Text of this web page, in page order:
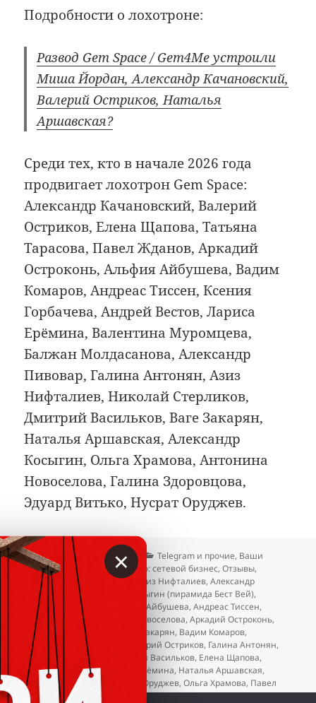
Подробности о лохотроне:
Развод Gem Space / Gem4Me устроили
Миша Йордан, Александр Качановский,
Валерий Остриков, Наталья
Аршавская?
Среди тех, кто в начале 2026 года
продвигает лохотрон Gem Space:
Александр Качановский, Валерий
Остриков, Елена Щапова, Татьяна
Тарасова, Павел Жданов, Аркадий
Остроконь, Альфия Айбушева, Вадим
Комаров, Андреас Тиссен, Ксения
Горбачева, Андрей Вестов, Лариса
Ерёмина, Валентина Муромцева,
Балжан Молдасанова, Александр
Пивовар, Галина Антонян, Азиз
Нифталиев, Николай Стерликов,
Дмитрий Васильков, Ваге Закарян,
Наталья Аршавская, Александр
Косыгин, Ольга Храмова, Антонина
Новоселова, Галина Здоровцова,
Эдуард Витько, Нусрат Оруджев.
Опубликовано
13.02.2026 Автор
Вкладер Рубрики
Telegram и прочие, Ваши
отзывы и жалобы
Осторожно: сетевой бизнес,Отзывы,
Пирамида Василенко
Метки
Азиз Нифталиев,Александр
Качановский, Александр Косыгин (пирамида Бест Вей),
Александр Пивовар
Альфия Айбушева,Андреас Тиссен,
Андрей Вестов
Антонина Новоселова,Аркадий Остроконь,
Балжан Молдасанова
Ваге Закарян, Вадим Комаров,
Валентина Муромцева
Валерий Остриков, Галина Антонян,
Галина Здоровцова
Дмитрий Васильков, Елена Щапова,
Ксения Горбачева, Лариса Ерёмина, Наталья Аршавская,
Николай Стерликов
Нусрат Оруджев,Ольга Храмова, Павел
Жданов
,Татьяна Тарасова
Эдуард Витько
×